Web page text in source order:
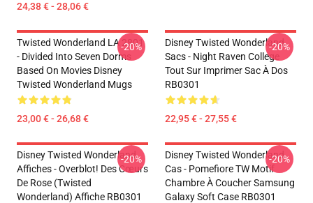
24,38 € - 28,06 €
Twisted Wonderland LA 2801
- Divided Into Seven Dorms
Based On Movies Disney
Twisted Wonderland Mugs
23,00 € - 26,68 €
-20%
Disney Twisted Wonderland
Sacs - Night Raven College
Tout Sur Imprimer Sac À Dos
RB0301
22,95 € - 27,55 €
-20%
Disney Twisted Wonderland
Affiches - Overblot! Des Cœurs
De Rose (Twisted
Wonderland) Affiche RB0301
-20%
Disney Twisted Wonderland
Cas - Pomefiore TW Motif
Chambre À Coucher Samsung
Galaxy Soft Case RB0301
-20%